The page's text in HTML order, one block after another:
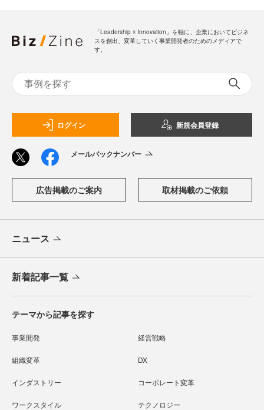
「Leadership ☓ Innovation」を軸に、企業においてビジネ
スを創出、変革していく事業開発者のためのメディアで
す。
ログイン 新規会員登録
メールバックナンバー
広告掲載のご案内 取材掲載のご依頼
ニュース
新着記事一覧
テーマから記事を探す
事業開発 経営戦略
組織変革 DX
インダストリー コーポレート変革
ワークスタイル テクノロジー